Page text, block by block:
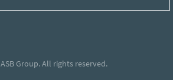
ASB Group.All rights reserved.